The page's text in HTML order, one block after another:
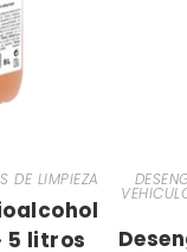
DE LIMPIEZA
5 litros